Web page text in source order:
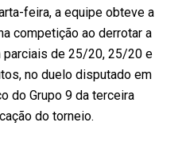
feira, a equipe obteve a
competição ao derrotar a
parciais de 25/20, 25/20 e
no duelo disputado em
do Grupo 9 da terceira
do torneio.